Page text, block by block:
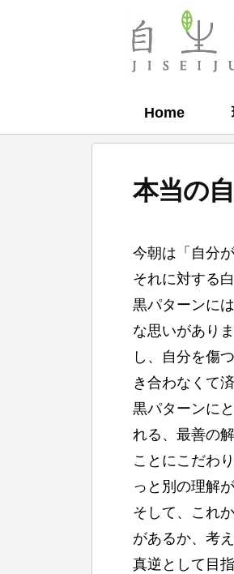
自
Home
本当の
自
生
塾
今朝は「自分
それに対する
黒パターンに
な思いがあり
し、自分を傷
き合わなくて
黒パターンに
れる、最善の
ことにこだわ
っと別の理解
そして、これ
があるか、考
真逆として目